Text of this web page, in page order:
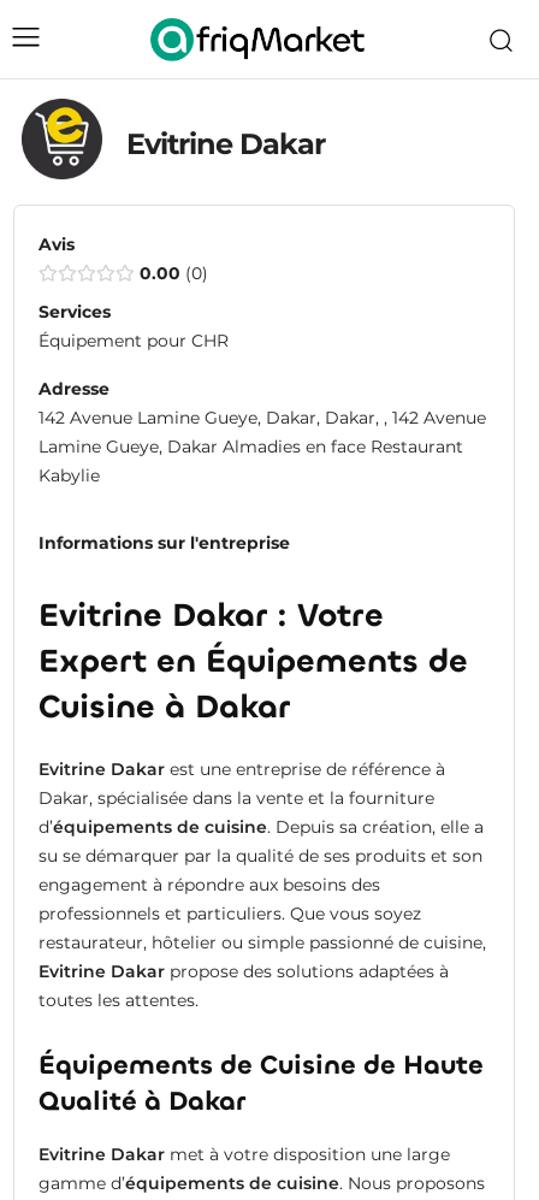
Evitrine Dakar
Avis
0.00 0
Services
Équipement pour CHR
Adresse
142 Avenue Lamine Gueye, Dakar, Dakar, , 142 Avenue
Lamine Gueye, Dakar Almadies en face Restaurant
Kabylie
Informations sur l'entreprise
Evitrine Dakar : Votre
Expert en Équipements de
Cuisine à Dakar
Evitrine Dakarest une entreprise de référence à
Dakar, spécialisée dans la vente et la fourniture
d’équipements de cuisine. Depuis sa création, elle a
su se démarquer par la qualité de ses produits et son
engagement à répondre aux besoins des
professionnels et particuliers. Que vous soyez
restaurateur, hôtelier ou simple passionné de cuisine,
Evitrine Dakarpropose des solutions adaptées à
toutes les attentes.
Équipements de Cuisine de Haute
Qualité à Dakar
Evitrine Dakarmet à votre disposition une large
gamme d’équipements de cuisine. Nous proposons